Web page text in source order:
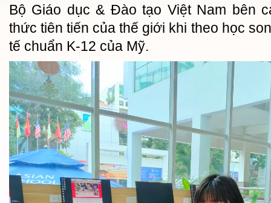
Bộ Giáo dục & Đào tạo Việt Nam bên
thức tiên tiến của thế giới khi theo học
tế chuẩn K-12 của Mỹ.